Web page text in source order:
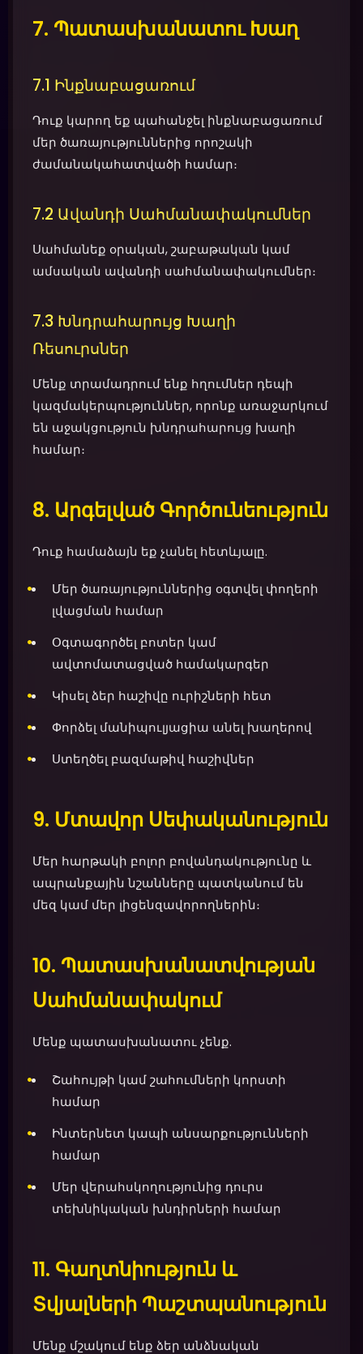
7. Պատասխանատու Խաղ
7.1 Ինքնաբացառում
Դուք կարող եք պահանջել ինքնաբացառում
մեր ծառայություններից որոշակի
ժամանակահատվածի համար։
7.2 Ավանդի Սահմանափակումներ
Սահմանեք օրական, շաբաթական կամ
ամսական ավանդի սահմանափակումներ։
7.3 Խնդրահարույց Խաղի
Ռեսուրսներ
Մենք տրամադրում ենք հղումներ դեպի
կազմակերպություններ, որոնք առաջարկում
են աջակցություն խնդրահարույց խաղի
համար։
8. Արգելված Գործունեություն
Դուք համաձայն եք չանել հետևյալը.
Մեր ծառայություններից օգտվել փողերի
լվացման համար
Օգտագործել բոտեր կամ
ավտոմատացված համակարգեր
Կիսել ձեր հաշիվը ուրիշների հետ
Փորձել մանիպուլյացիա անել խաղերով
Ստեղծել բազմաթիվ հաշիվներ
9. Մտավոր Սեփականություն
Մեր հարթակի բոլոր բովանդակությունը և
ապրանքային նշանները պատկանում են
մեզ կամ մեր լիցենզավորողներին։
10. Պատասխանատվության
Սահմանափակում
Մենք պատասխանատու չենք.
Շահույթի կամ շահումների կորստի
համար
Ինտերնետ կապի անսարքությունների
համար
Մեր վերահսկողությունից դուրս
տեխնիկական խնդիրների համար
11. Գաղտնիություն և
Տվյալների Պաշտպանություն
Մենք մշակում ենք ձեր անձնական